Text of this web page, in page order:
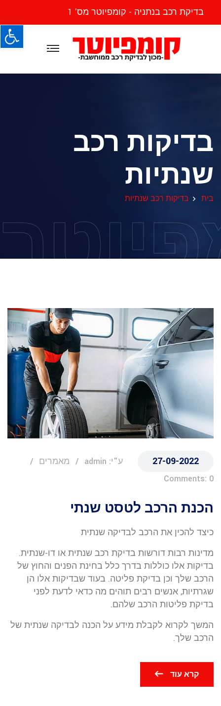
בדיקת רכב בנתניה - קומפיוטר מס' 1
בדיקות רכב
שנתיות
בית בדיקות רכב שנתיות
27-09-2022 ע"י: admin
מאמרים
Comments: 0
הכנת הרכב לטסט שנתי
כיצד להכין את הרכב לבדיקה שנתית
מדינות רבות דורשות בדיקת רכב שנתית או דו-שנתית.
בדיקות אלו כוללות בדרך כלל בחינת הפנים והחוץ של
הרכב שלך וכן בדיקת פליטה. בעוד שבדיקות אלו הן
שגרתיות, אנשים רבים תוהים מה כדאי לדעת לפני
בדיקת פליטות הרכב שלהם.
המשך לקרוא לקבלת מידע על הכנה לבדיקה שנתית של
הרכב שלך.
קרא עוד